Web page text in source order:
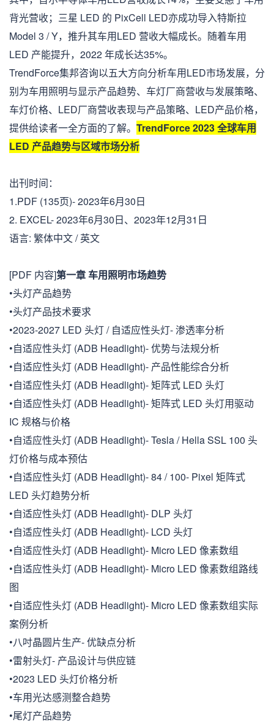
背光营收；三星 LED 的 PixCell LED亦成功导入特斯拉
Model 3 / Y，推升其车用LED 营收大幅成长。随着车用
LED 产能提升，2022 年成长达35%。
TrendForce集邦咨询以五大方向分析车用LED市场发展，分
别为车用照明与显示产品趋势、车灯厂商营收与发展策略、
车灯价格、LED厂商营收表现与产品策略、LED产品价格，
提供给读者一全方面的了解。 TrendForce 2023 全球车用
LED 产品趋势与区域市场分析
出刊时间：
1.PDF (135页)- 2023年6月30日
2. EXCEL- 2023年6月30日、2023年12月31日
语言: 繁体中文 / 英文
[PDF 内容]第一章 车用照明市场趋势
•头灯产品趋势
•头灯产品技术要求
•2023-2027 LED 头灯 / 自适应性头灯- 渗透率分析
•自适应性头灯 (ADB Headlight)- 优势与法规分析
•自适应性头灯 (ADB Headlight)- 产品性能综合分析
•自适应性头灯 (ADB Headlight)- 矩阵式 LED 头灯
•自适应性头灯 (ADB Headlight)- 矩阵式 LED 头灯用驱动
IC 规格与价格
•自适应性头灯 (ADB Headlight)- Tesla / Hella SSL 100 头
灯价格与成本预估
•自适应性头灯 (ADB Headlight)- 84 / 100- Pixel 矩阵式
LED 头灯趋势分析
•自适应性头灯 (ADB Headlight)- DLP 头灯
•自适应性头灯 (ADB Headlight)- LCD 头灯
•自适应性头灯 (ADB Headlight)- Micro LED 像素数组
•自适应性头灯 (ADB Headlight)- Micro LED 像素数组路线
图
•自适应性头灯 (ADB Headlight)- Micro LED 像素数组实际
案例分析
•八吋晶圆片生产- 优缺点分析
•雷射头灯- 产品设计与供应链
•2023 LED 头灯价格分析
•车用光达感测整合趋势
•尾灯产品趋势